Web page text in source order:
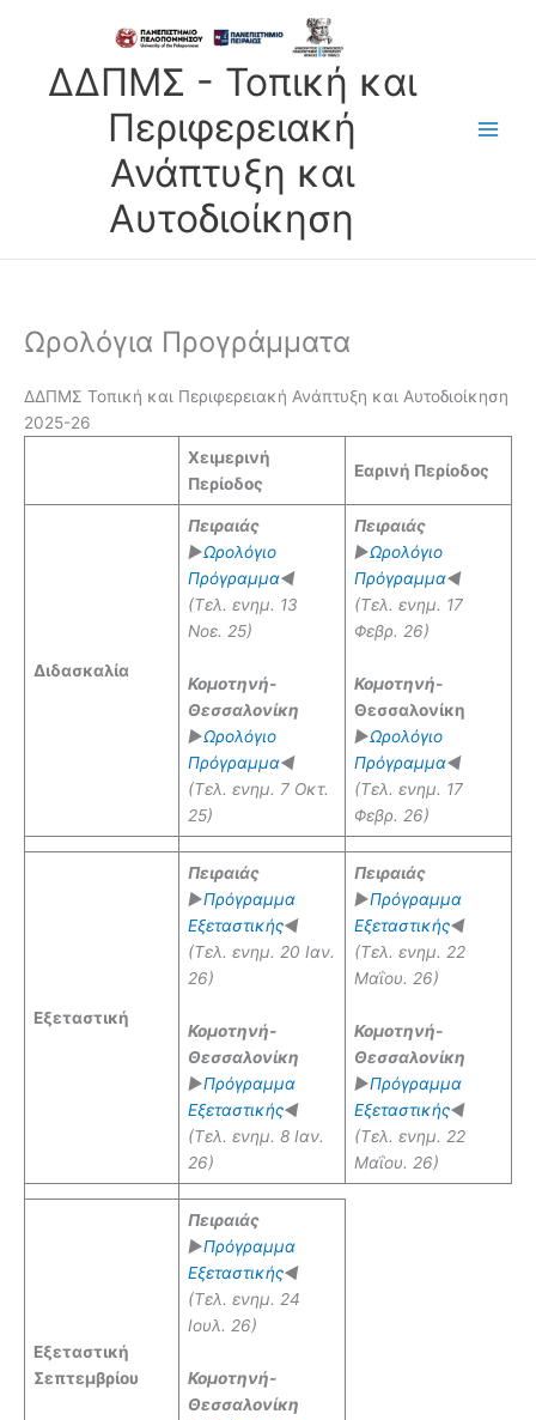
περιεχόμενοΔΔΠΜΣ - Τοπική και
Περιφερειακή
Ανάπτυξη και
Αυτοδιοίκηση
Ωρολόγια Προγράμματα
ΔΔΠΜΣ Τοπική και Περιφερειακή Ανάπτυξη και Αυτοδιοίκηση
2025-26
Χειμερινή
Περίοδος
Εαρινή Περίοδος
Διδασκαλία
Πειραιάς
►Ωρολόγιο
Πρόγραμμα◄
(Τελ. ενημ. 13
Νοε. 25)
Κομοτηνή-
Θεσσαλονίκη
►Ωρολόγιο
Πρόγραμμα◄
(Τελ. ενημ. 7 Οκτ.
25)
Πειραιάς
►Ωρολόγιο
Πρόγραμμα◄
(Τελ. ενημ. 17
Φεβρ. 26)
Κομοτηνή-
Θεσσαλονίκη
►Ωρολόγιο
Πρόγραμμα◄
(Τελ. ενημ. 17
Φεβρ. 26)
Εξεταστική
Πειραιάς
►Πρόγραμμα
Εξεταστικής◄
(Τελ. ενημ. 20 Ιαν.
26)
Κομοτηνή-
Θεσσαλονίκη
►Πρόγραμμα
Εξεταστικής◄
(Τελ. ενημ. 8 Ιαν.
26)
Πειραιάς
►Πρόγραμμα
Εξεταστικής◄
(Τελ. ενημ. 22
Μαΐου. 26)
Κομοτηνή-
Θεσσαλονίκη
►Πρόγραμμα
Εξεταστικής◄
(Τελ. ενημ. 22
Μαΐου. 26)
Εξεταστική
Σεπτεμβρίου
Πειραιάς
►Πρόγραμμα
Εξεταστικής◄
(Τελ. ενημ. 24
Ιουλ. 26)
Κομοτηνή-
Θεσσαλονίκη